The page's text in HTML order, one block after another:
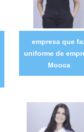
empresa que
uniforme de
Mooca